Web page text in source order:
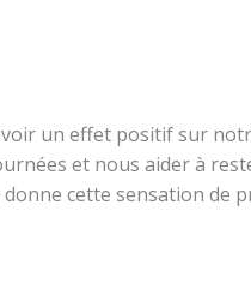
un effet positif sur
et nous aider à
cette sensation de